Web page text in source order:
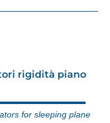
rigidità piano
for sleeping plane